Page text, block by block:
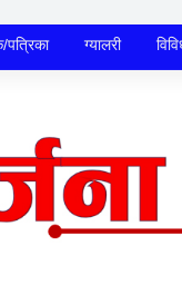
ग्यालरी